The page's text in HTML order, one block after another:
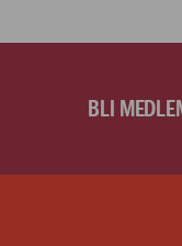
BLI